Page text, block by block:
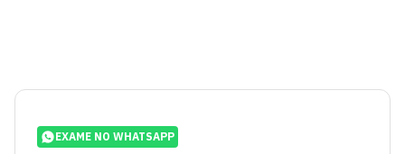
EXAME NO WHATSAPP